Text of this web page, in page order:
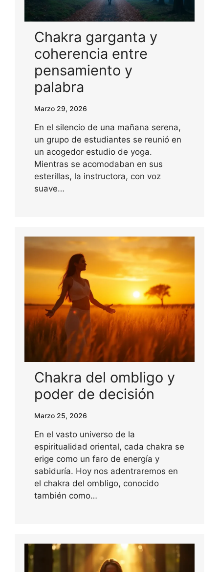
Chakra garganta y
coherencia entre
pensamiento y
palabra
Marzo 29, 2026
En el silencio de una mañana serena,
un grupo de estudiantes se reunió en
un acogedor estudio de yoga.
Mientras se acomodaban en sus
esterillas, la instructora, con voz
suave…
Chakra del ombligo y
poder de decisión
Marzo 25, 2026
En el vasto universo de la
espiritualidad oriental, cada chakra se
erige como un faro de energía y
sabiduría. Hoy nos adentraremos en
el chakra del ombligo, conocido
también como…